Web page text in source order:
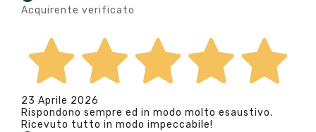
Acquirente verificato
23 Aprile 2026
Rispondono sempre ed in modo molto esaustivo.
Ricevuto tutto in modo impeccabile!